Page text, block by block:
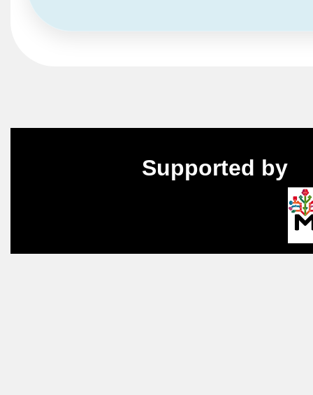
Supported by